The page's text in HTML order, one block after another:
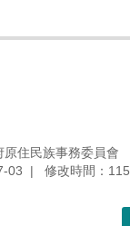
住民族事務委員會
03
修改時間：